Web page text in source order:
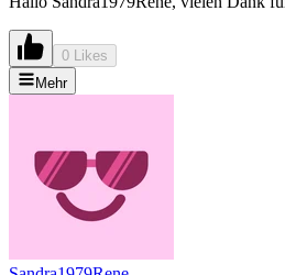
0 Likes
Mehr